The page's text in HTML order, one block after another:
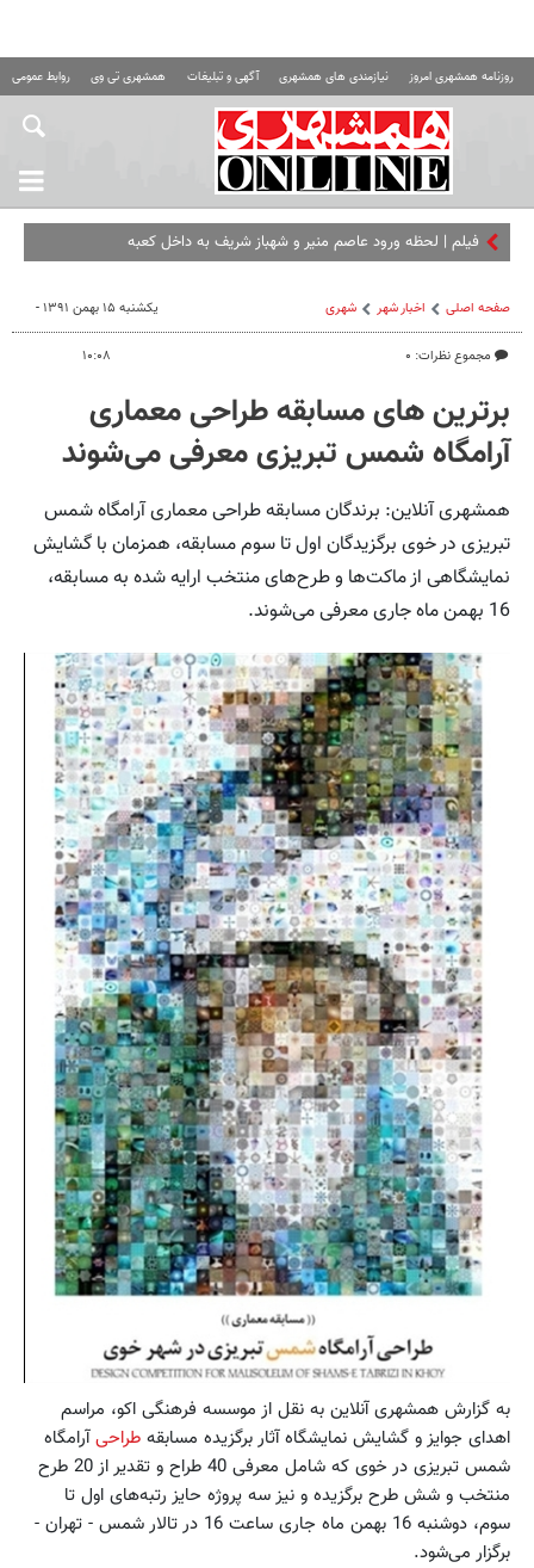
روزنامه همشهری امروز نیازمندی های همشهری آگهی و تبلیغات همشهری تی وی روابط عمومی
فیلم | لحظه ورود عاصم منیر و شهباز شریف به داخل کعبه
صفحه اصلی اخبار شهر شهری
مجموع نظرات: ۰
یکشنبه ۱۵ بهمن ۱۳۹۱ -
۱۰:۰۸
برترین های مسابقه طراحی معماری
آرامگاه شمس تبریزی معرفی می‌شوند
همشهری آنلاین: برندگان مسابقه طراحی معماری آرامگاه شمس
تبریزی در خوی برگزیدگان اول تا سوم مسابقه، همزمان با گشایش
نمایشگاهی از ماکت‌ها و طرح‌های منتخب ارایه شده به مسابقه،
16 بهمن ماه جاری معرفی می‌شوند.
به گزارش همشهری آنلاین به نقل از موسسه فرهنگی اکو، مراسم
اهدای جوایز و گشایش نمایشگاه آثار برگزیده‌ مسابقه طراحیآرامگاه
شمس تبریزی در خوی که شامل معرفی 40 طراح و تقدیر از 20 طرح
منتخب و شش طرح برگزیده و نیز سه پروژه‌ حایز رتبه‌های اول تا
سوم، دوشنبه 16 بهمن ماه جاری ساعت 16 در تالار شمس - تهران -
برگزار می‌شود.